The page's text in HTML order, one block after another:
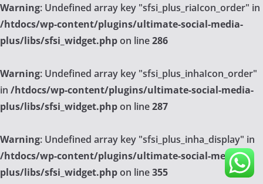
Warning: Undefined array key "sfsi_plus_riaIcon_order" in
/htdocs/wp-content/plugins/ultimate-social-media-
plus/libs/sfsi_widget.phpon line286
Warning: Undefined array key "sfsi_plus_inhaIcon_order"
in /htdocs/wp-content/plugins/ultimate-social-media-
plus/libs/sfsi_widget.phpon line287
Warning: Undefined array key "sfsi_plus_inha_display" in
/htdocs/wp-content/plugins/ultimate-social-media-
plus/libs/sfsi_widget.phpon line355